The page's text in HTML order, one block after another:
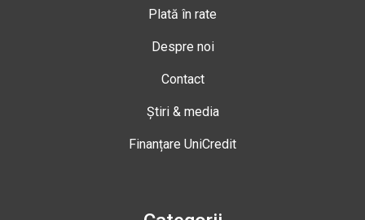
Plată în rate
Despre noi
Contact
Știri & media
Finanțare UniCredit